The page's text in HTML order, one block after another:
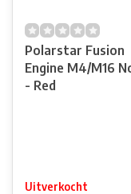
Polarstar Fusion
Engine M4/M16
- Red
Uitverkocht